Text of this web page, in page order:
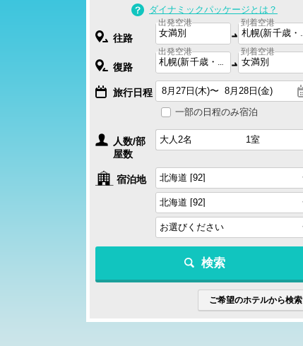
ダイナミックパッケージとは？
往路
出発空港 到着空港
復路
出発空港 到着空港
旅行日程
一部の日程のみ宿泊
人数/部
屋数
宿泊地
検索
ご希望のホテルから検索